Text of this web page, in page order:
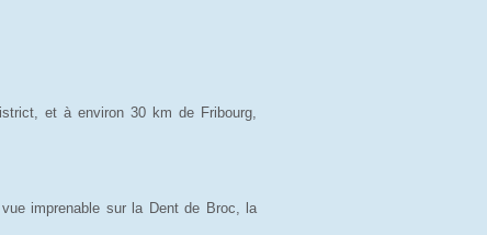
et à environ 30 km de Fribourg,
imprenable sur la Dent de Broc, la